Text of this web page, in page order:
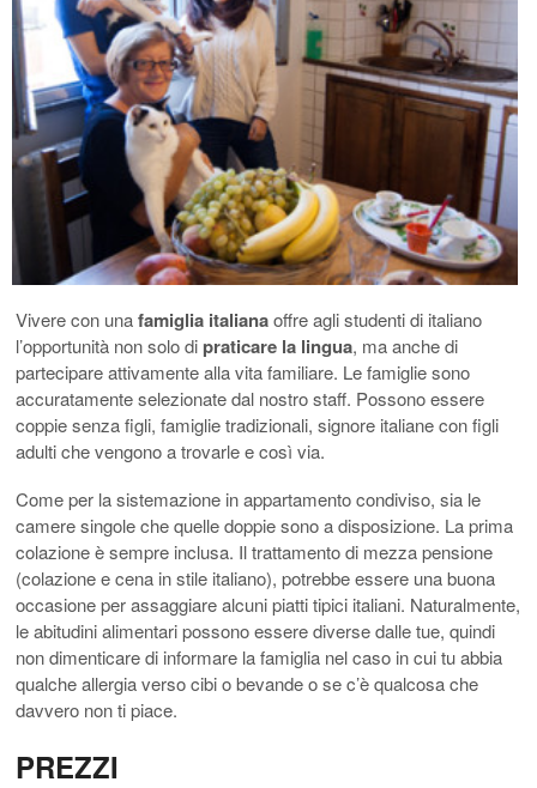
Vivere con unafamiglia italianaoffre agli studenti di italiano
l’opportunità non solo dipraticare la lingua, ma anche di
partecipare attivamente alla vita familiare. Le famiglie sono
accuratamente selezionate dal nostro staff. Possono essere
coppie senza figli, famiglie tradizionali, signore italiane con figli
adulti che vengono a trovarle e così via.
Come per la sistemazione in appartamento condiviso, sia le
camere singole che quelle doppie sono a disposizione. La prima
colazione è sempre inclusa. Il trattamento di mezza pensione
(colazione e cena in stile italiano), potrebbe essere una buona
occasione per assaggiare alcuni piatti tipici italiani. Naturalmente,
le abitudini alimentari possono essere diverse dalle tue, quindi
non dimenticare di informare la famiglia nel caso in cui tu abbia
qualche allergia verso cibi o bevande o se c’è qualcosa che
davvero non ti piace.
PREZZI